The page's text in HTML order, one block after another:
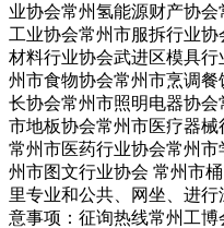
业协会常州氢能源财产协
工业协会常州市服拆行业
材料行业协会武进区模具
州市食物协会常州市烹调
长协会常州市照明电器协
市地板协会常州市医疗器
常州市医药行业协会常州
州市图文行业协会 常州市
里专业和公共、网坐、进
意事项：征询热线常州工